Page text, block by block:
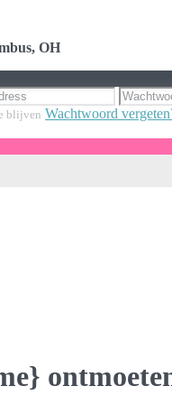
OH
blijven Wachtwoord